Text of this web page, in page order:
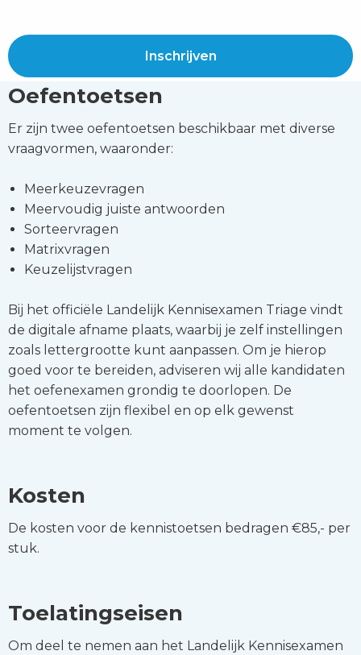
Inschrijven
Oefentoetsen
Er zijn twee oefentoetsen beschikbaar met diverse
vraagvormen, waaronder:
Meerkeuzevragen
Meervoudig juiste antwoorden
Sorteervragen
Matrixvragen
Keuzelijstvragen
Bij het officiële Landelijk Kennisexamen Triage vindt
de digitale afname plaats, waarbij je zelf instellingen
zoals lettergrootte kunt aanpassen. Om je hierop
goed voor te bereiden, adviseren wij alle kandidaten
het oefenexamen grondig te doorlopen. De
oefentoetsen zijn flexibel en op elk gewenst
moment te volgen.
Kosten
De kosten voor de kennistoetsen bedragen €85,- per
stuk.
Toelatingseisen
Om deel te nemen aan het Landelijk Kennisexamen